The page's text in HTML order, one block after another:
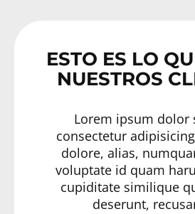
ESTO ES LO
NUESTROS
Lorem ipsum dolor
consectetur
dolore, alias,
voluptate id quam
cupiditate similique
deserunt,